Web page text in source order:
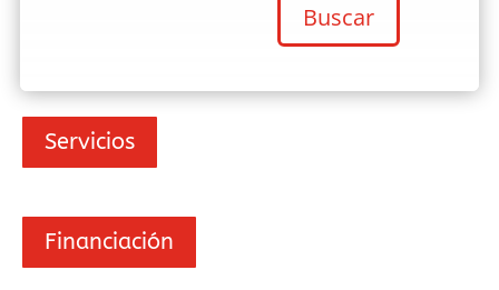
Buscar
Servicios
Financiación